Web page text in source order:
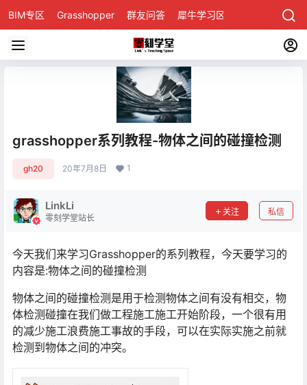
BIM专区 Grasshopper 群友问答 犀牛学习区
grasshopper系列教程-物体之间的碰撞检测
gh20 20年7月8日 1
LinkLi
零刻学堂站长
关注 私信
今天我们来学习Grasshopper的系列教程，今天要学习的
内容是:物体之间的碰撞检测
物体之间的碰撞检测是用于检测物体之间有没有相交，物
体检测碰撞在我们做工程施工施工开始阶段，一个很有用
的减少施工浪费施工事故的手段，可以在实际实施之前就
检测到物体之间的冲突。